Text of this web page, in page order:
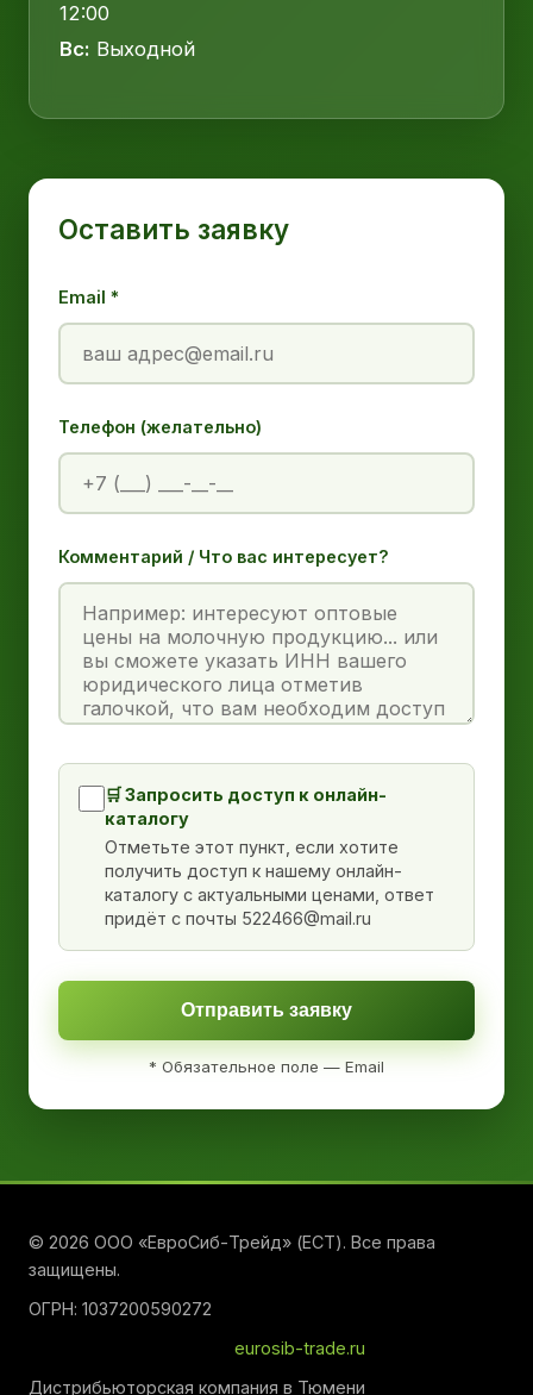
12:00
Вс: Выходной
Оставить заявку
Email *
Телефон (желательно)
Комментарий / Что вас интересует?
🛒 Запросить доступ к онлайн-
каталогу
Отметьте этот пункт, если хотите
получить доступ к нашему онлайн-
каталогу с актуальными ценами, ответ
придёт с почты 522466@mail.ru
Отправить заявку
* Обязательное поле — Email
© 2026 ООО «ЕвроСиб-Трейд» (ЕСТ). Все права
защищены.
ОГРН: 1037200590272
eurosib-trade.ru
Дистрибьюторская компания в Тюмени